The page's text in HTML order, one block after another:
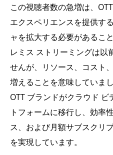
この視聴者数の急増は、
エクスペリエンスを提供す
ャを拡大する必要があるこ
レミス ストリーミングは以
せんが、リソース、コスト
増えることを意味していま
OTT ブランドがクラウド
トフォームに移行し、効率
ス、および月額サブスクリ
を実現しています。